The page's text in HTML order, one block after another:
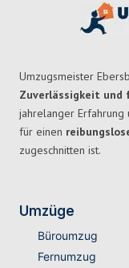
Umzugsmeister
Zuverlässigkeit und
jahrelanger
für einen
zugeschnitten ist.
Umzüge
Büroumzug
Fernumzug